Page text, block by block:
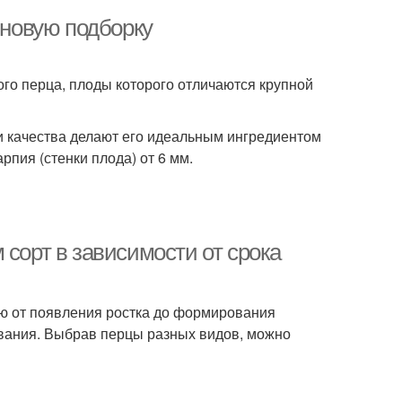
подборку
перца, плоды которого отличаются крупной
делают его идеальным ингредиентом
(стенки плода) от 6 мм.
в зависимости от срока
от появления ростка до формирования
Выбрав перцы разных видов, можно